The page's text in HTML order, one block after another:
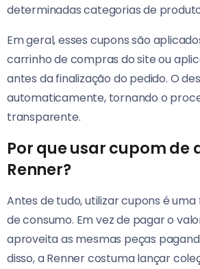
determinadas categorias de
Em geral, esses cupons são
carrinho de compras do site ou
antes da finalização do pedido. O
automaticamente, tornando o
transparente.
Por que usar cupom de
Renner?
Antes de tudo, utilizar cupons é
de consumo. Em vez de pagar o
aproveita as mesmas peças
disso, a Renner costuma lançar